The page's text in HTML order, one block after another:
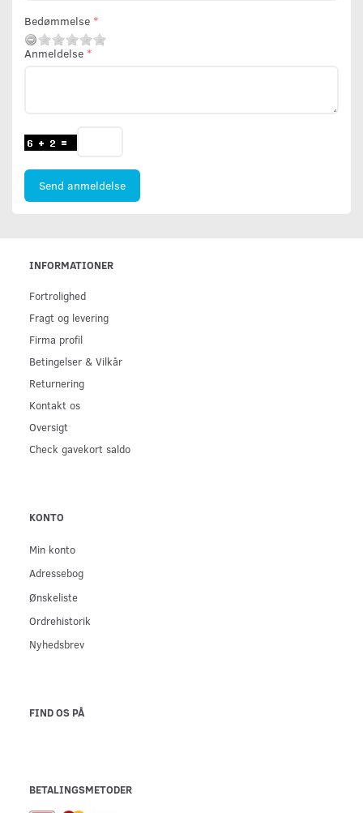
Bedømmelse
Anmeldelse
Send anmeldelse
INFORMATIONER
Fortrolighed
Fragt og levering
Firma profil
Betingelser & Vilkår
Returnering
Kontakt os
Oversigt
Check gavekort saldo
KONTO
Min konto
Adressebog
Ønskeliste
Ordrehistorik
Nyhedsbrev
FIND OS PÅ
BETALINGSMETODER